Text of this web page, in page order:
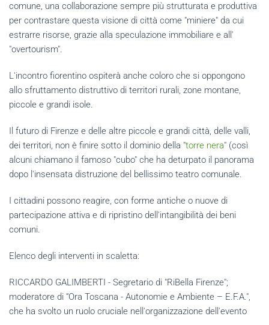
comune, una collaborazione sempre più strutturata e produttiva
per contrastare questa visione di città come "miniere" da cui
estrarre risorse, grazie alla speculazione immobiliare e all'
"overtourism".
L'incontro fiorentino ospiterà anche coloro che si oppongono
allo sfruttamento distruttivo di territori rurali, zone montane,
piccole e grandi isole.
Il futuro di Firenze e delle altre piccole e grandi città, delle valli,
dei territori, non è finire sotto il dominio della "torre nera" (così
alcuni chiamano il famoso "cubo" che ha deturpato il panorama
dopo l'insensata distruzione del bellissimo teatro comunale.
I cittadini possono reagire, con forme antiche o nuove di
partecipazione attiva e di ripristino dell'intangibilità dei beni
comuni.
Elenco degli interventi in scaletta:
RICCARDO GALIMBERTI - Segretario di "RiBella Firenze";
moderatore di “Ora Toscana - Autonomie e Ambiente – E.F.A.",
che ha svolto un ruolo cruciale nell'organizzazione dell'evento